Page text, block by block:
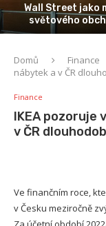
Wall Street jako
světového
Domů Finance
nábytek a v ČR
Finance
IKEA pozoruje
v ČR
Ve finančním roce,
v Česku meziročně